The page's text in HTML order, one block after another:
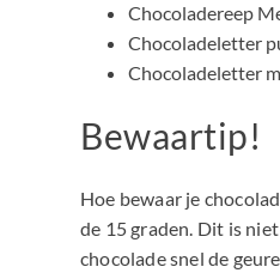
Chocoladereep
Chocoladeletter
Chocoladeletter
Bewaartip!
Hoe bewaar je
de 15 graden. Dit is
chocolade snel de